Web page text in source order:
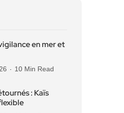
en mer et
10 Min Read
: Kaïs